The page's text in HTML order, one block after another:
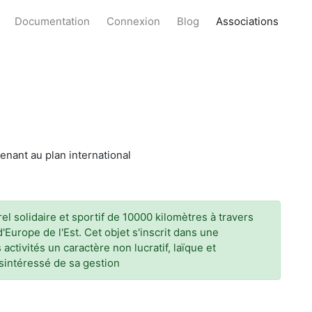
Documentation Connexion Blog Associations
au plan international
solidaire et sportif de 10000 kilomètres à travers
de l'Est. Cet objet s'inscrit dans une
un caractère non lucratif, laïque et
de sa gestion